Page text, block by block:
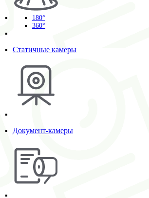
180°
360°
Статичные камеры
Документ-камеры